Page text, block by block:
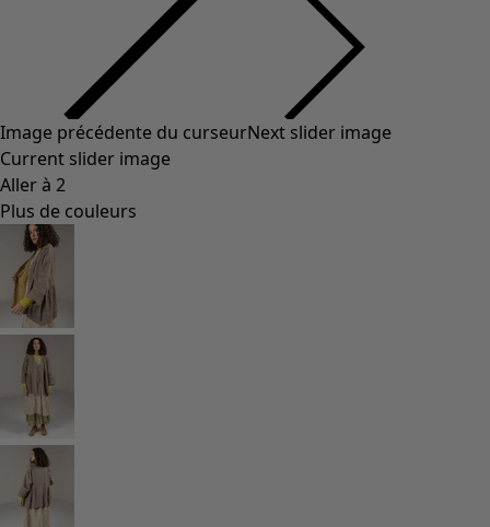
Image précédente du curseurNext slider image
Current slider image
Aller à 2
Plus de couleurs